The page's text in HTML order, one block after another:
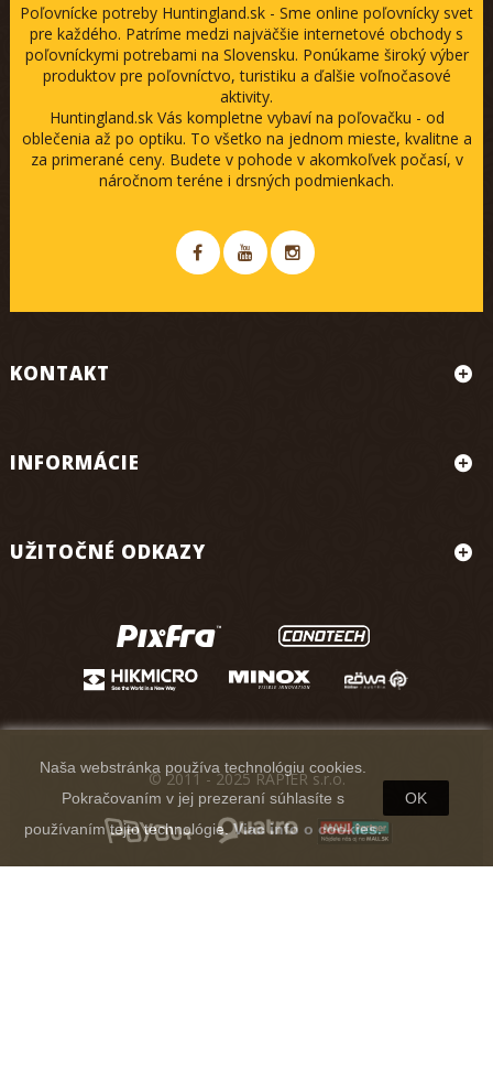
Poľovnícke potreby Huntingland.sk - Sme online poľovnícky svet
pre každého. Patríme medzi najväčšie internetové obchody s
poľovníckymi potrebami na Slovensku. Ponúkame široký výber
produktov pre poľovníctvo, turistiku a ďalšie voľnočasové
aktivity.
Huntingland.sk Vás kompletne vybaví na poľovačku - od
oblečenia až po optiku. To všetko na jednom mieste, kvalitne a
za primerané ceny. Budete v pohode v akomkoľvek počasí, v
náročnom teréne i drsných podmienkach.
KONTAKT
INFORMÁCIE
UŽITOČNÉ ODKAZY
Naša webstránka používa technológiu cookies.
Pokračovaním v jej prezeraní súhlasíte s
používaním tejto technológie.Viac info o cookies.
OK
© 2011 - 2025 RAPIER s.r.o.